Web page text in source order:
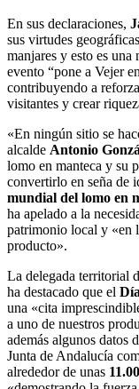
En sus declaraciones,
sus virtudes
manjares y esto es
evento “pone a Vejer
contribuyendo a
visitantes y crear
«En ningún sitio se
alcalde Antonio
lomo en manteca y su
convertirlo en seña de
mundial del lomo en
ha apelado a la
patrimonio local y «en
producto».
La delegada territorial
ha destacado que el
una «cita
a uno de nuestros
además algunos datos
Junta de Andalucía
alrededor de unas